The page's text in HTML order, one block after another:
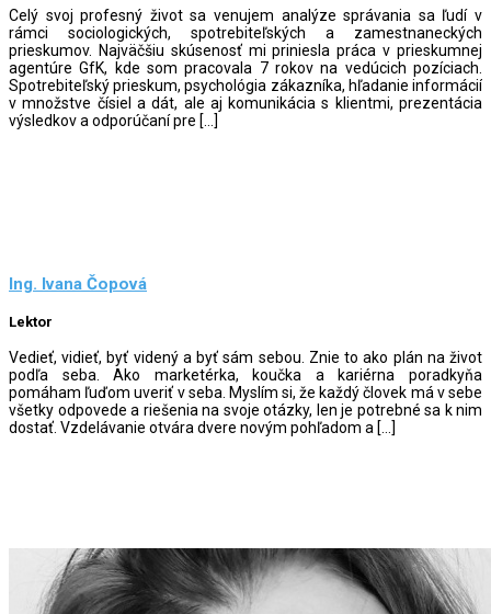
Celý svoj profesný život sa venujem analýze správania sa ľudí v
rámci sociologických, spotrebiteľských a zamestnaneckých
prieskumov. Najväčšiu skúsenosť mi priniesla práca v prieskumnej
agentúre GfK, kde som pracovala 7 rokov na vedúcich pozíciach.
Spotrebiteľský prieskum, psychológia zákazníka, hľadanie informácií
v množstve čísiel a dát, ale aj komunikácia s klientmi, prezentácia
výsledkov a odporúčaní pre […]
Ing. Ivana Čopová
Lektor
Vedieť, vidieť, byť videný a byť sám sebou. Znie to ako plán na život
podľa seba. Ako marketérka, koučka a kariérna poradkyňa
pomáham ľuďom uveriť v seba. Myslím si, že každý človek má v sebe
všetky odpovede a riešenia na svoje otázky, len je potrebné sa k nim
dostať. Vzdelávanie otvára dvere novým pohľadom a […]